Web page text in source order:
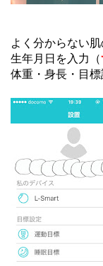
よく分からない
生年月日を入力（
体重・身長・目標